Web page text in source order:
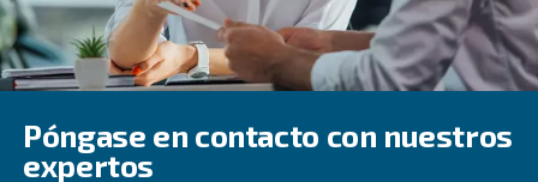
Aunque los ahorros de estas actualizaciones no son
como los que obtiene de la recuperación de energía,
eficiencia y ahorros adicionales. Dado que nuestros
construidos para durar, disfrutará de estas ventajas